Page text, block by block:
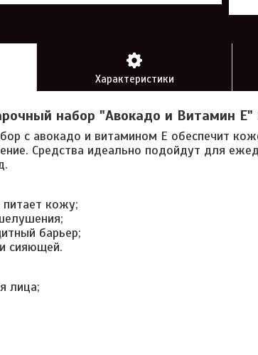
Характеристики
набор "Авокадо и Витамин Е"
с авокадо и витамином Е обеспечит
Средства идеально подойдут для
кожу;
барьер;
сияющей.
лица;